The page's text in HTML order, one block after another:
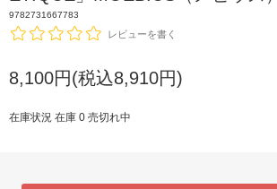
9782731667783
レビューを書く
8,100円(税込8,910円)
在庫状況 在庫 0 売切れ中